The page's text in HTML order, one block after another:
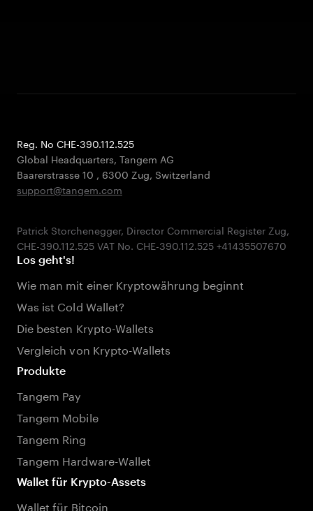
Reg. No CHE-390.112.525
Global Headquarters, Tangem AG
Baarerstrasse 10 , 6300 Zug, Switzerland
support@tangem.com
Patrick Storchenegger, Director Commercial Register Zug,
Los geht's!
Wie man mit einer Kryptowährung beginnt
Was ist Cold Wallet?
Die besten Krypto-Wallets
Vergleich von Krypto-Wallets
Produkte
Tangem Pay
Tangem Mobile
Tangem Ring
Tangem Hardware-Wallet
Wallet für Krypto-Assets
Wallet für Bitcoin